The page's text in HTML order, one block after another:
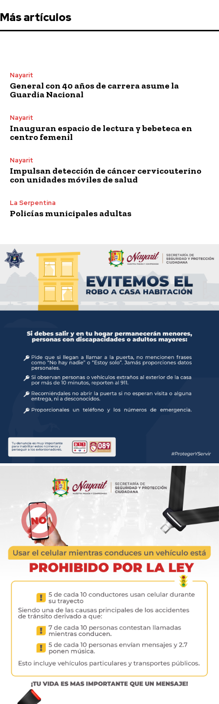
Más artículos
Nayarit
General con 40 años de carrera asume la
Guardia Nacional
Nayarit
Inauguran espacio de lectura y bebeteca en
centro femenil
Nayarit
Impulsan detección de cáncer cervicouterino
con unidades móviles de salud
La Serpentina
Policías municipales adultas